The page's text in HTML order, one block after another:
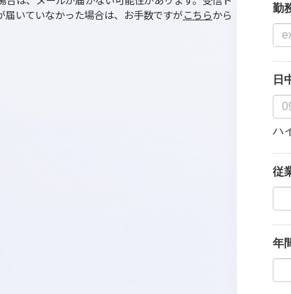
の無効化、ソースコード調査ツールなどの、拡張機能
れる場合、まれに連動項目の挙動に異常が見られるケー
る場合は、メールが届かない可能性があります。受信ト
から